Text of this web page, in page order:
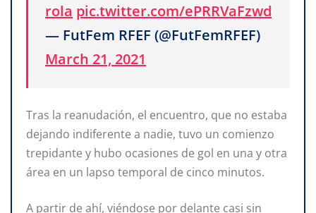
rola pic.twitter.com/ePRRVaFzwd
— FutFem RFEF (@FutFemRFEF)
March 21, 2021
Tras la reanudación, el encuentro, que no estaba
dejando indiferente a nadie, tuvo un comienzo
trepidante y hubo ocasiones de gol en una y otra
área en un lapso temporal de cinco minutos.
A partir de ahí, viéndose por delante casi sin